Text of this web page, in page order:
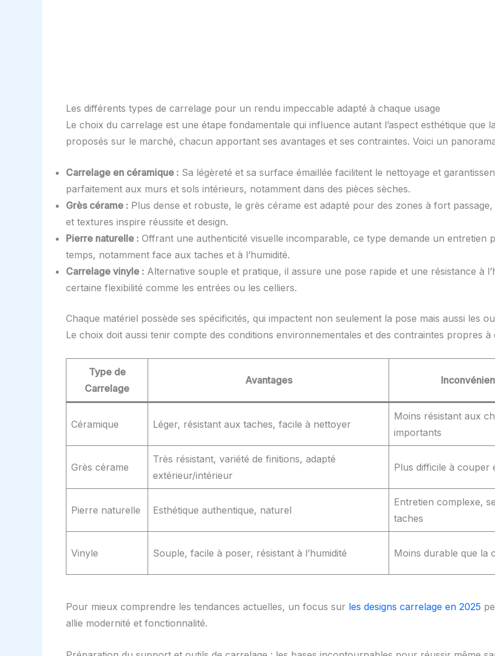
Les différents types de carrelage pour un rendu impeccable adapté à chaque usage
Le choix du carrelage est une étape fondamentale qui influence autant l’aspect esthétique
proposés sur le marché, chacun apportant ses avantages et ses contraintes. Voici un
Carrelage en céramique : Sa légèreté et sa surface émaillée facilitent le nettoyage et
parfaitement aux murs et sols intérieurs, notamment dans des pièces sèches.
Grès cérame : Plus dense et robuste, le grès cérame est adapté pour des zones à fort
et textures inspire réussite et design.
Pierre naturelle : Offrant une authenticité visuelle incomparable, ce type demande un
temps, notamment face aux taches et à l’humidité.
Carrelage vinyle : Alternative souple et pratique, il assure une pose rapide et une résistance à
certaine flexibilité comme les entrées ou les celliers.
Chaque matériel possède ses spécificités, qui impactent non seulement la pose mais aussi les
Le choix doit aussi tenir compte des conditions environnementales et des contraintes propres à
Type de
Carrelage
Avantages
Céramique Léger, résistant aux taches, facile à nettoyer
Moins résistant aux
importants
Grès cérame
Très résistant, variété de finitions, adapté
extérieur/intérieur
Plus difficile à couper
Pierre naturelle Esthétique authentique, naturel
Entretien complexe,
taches
Vinyle Souple, facile à poser, résistant à l’humidité Moins durable que la
Pour mieux comprendre les tendances actuelles, un focus sur les designs carrelage en 2025
allie modernité et fonctionnalité.